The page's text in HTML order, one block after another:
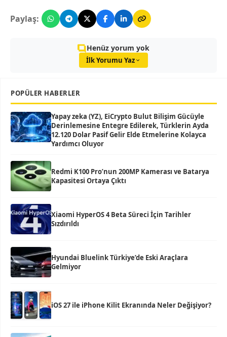
Paylaş:
Henüz yorum yok
İlk Yorumu Yaz
POPÜLER HABERLER
Yapay zeka (YZ), EiCrypto Bulut Bilişim Gücüyle
Derinlemesine Entegre Edilerek, Türklerin Ayda
12.120 Dolar Pasif Gelir Elde Etmelerine Kolayca
Yardımcı Oluyor
Redmi K100 Pro’nun 200MP Kamerası ve Batarya
Kapasitesi Ortaya Çıktı
Xiaomi HyperOS 4 Beta Süreci İçin Tarihler
Sızdırıldı
Hyundai Bluelink Türkiye’de Eski Araçlara
Gelmiyor
iOS 27 ile iPhone Kilit Ekranında Neler Değişiyor?